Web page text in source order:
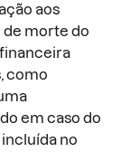
aos
de morte do
como
em caso do
no